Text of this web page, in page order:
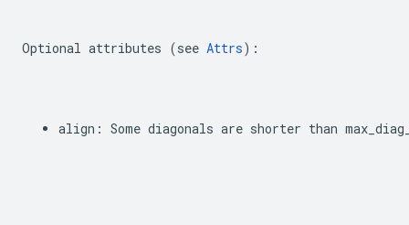
Optional attributes (see Attrs):
align : Some diagonals are shorter than